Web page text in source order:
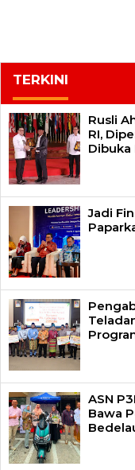
TERKINI
Rusli
RI,
Dibuka
Jadi
ASN
Bawa